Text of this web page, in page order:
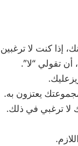
إذا كنت لا
تقولي “لا”.
يعتزون به.
لا ترغبي في ذلك.